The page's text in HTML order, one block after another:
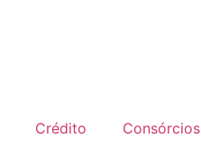
Crédito Consórcios